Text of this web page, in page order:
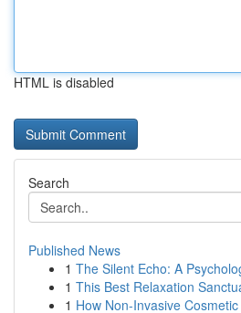
HTML is disabled
Search
Published News
1 The Silent Echo: A
1 This Best Relaxation
1 How Non-Invasive